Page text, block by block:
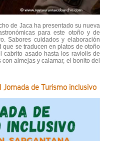
de Jaca ha presentado su nueva
para este otoño y de
Sabores cuidados y elaboración
se traducen en platos de otoño
cabrito asado hasta los raviolis de
almejas y calamar, el bonito del
Jornada de Turismo inclusivo